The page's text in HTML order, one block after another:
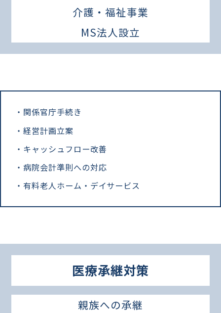
介護・福祉事業
MS法人設立
関係官庁手続き
経営計画立案
キャッシュフロー改善
病院会計準則への対応
有料老人ホーム・デイサービス
医療承継対策
親族への承継